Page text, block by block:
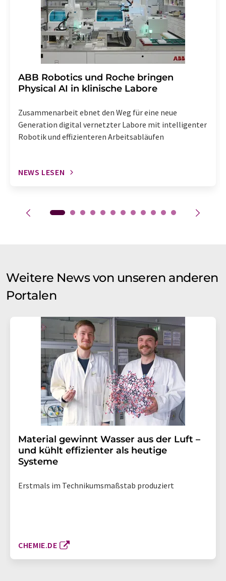
enthalten.
​​​​​​​ABB Robotics und Roche bringen
Physical AI in klinische Labore
Zusammenarbeit ebnet den Weg für eine neue
Generation digital vernetzter Labore mit intelligenter
Robotik und effizienteren Arbeitsabläufen
NEWS LESEN
Weitere News von unseren anderen
Portalen
Material gewinnt Wasser aus der Luft –
und kühlt effizienter als heutige
Systeme
Erstmals im Technikumsmaßstab produziert
CHEMIE.DE